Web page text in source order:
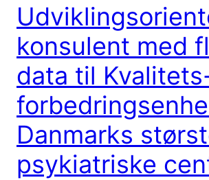
konsulent med
data til
Danmarks
psykiatriske